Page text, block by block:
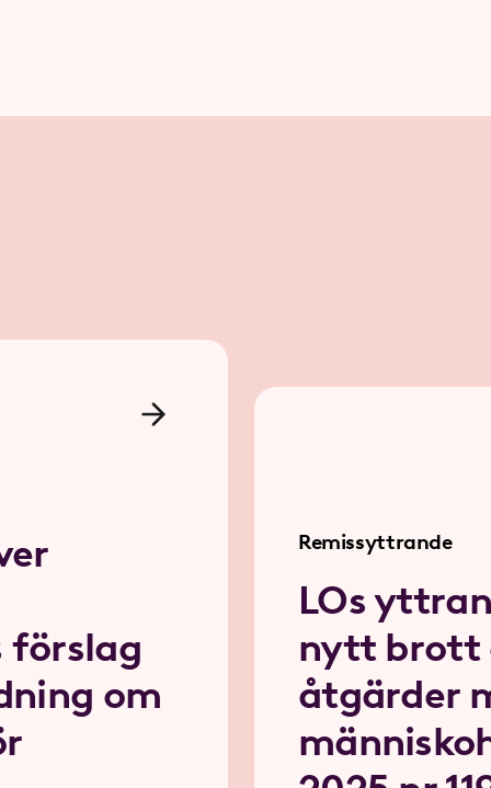
förslag
om
Remissyttrande
LOs
nytt brott
åtgärder